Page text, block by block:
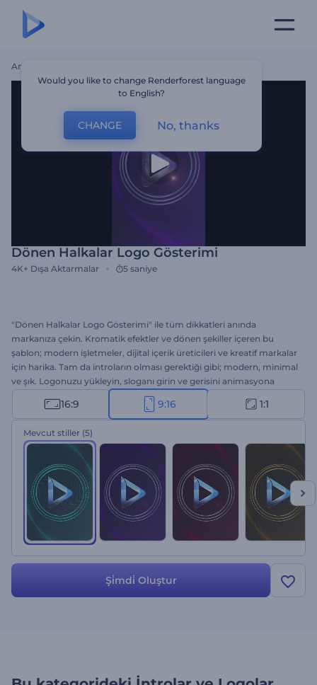
Ana Sayfa
Dönen Halkalar Logo Gösterimi
4K+ Dışa Aktarmalar 5 saniye
"Dönen Halkalar Logo Gösterimi" ile tüm dikkatleri anında
markanıza çekin. Kromatik efektler ve dönen şekiller içeren bu
şablon; modern işletmeler, dijital içerik üreticileri ve kreatif markalar
için harika. Tam da introların olması gerektiği gibi; modern, minimal
ve şık. Logonuzu yükleyin, sloganı girin ve gerisini animasyona
bırakın. Hemen şimdi deneyin ve profesyonel kalitede bir introyu
saniyeler içinde elde edin!
16:9 9:16 1:1
Mevcut stiller (5)
Şi̇mdi̇ Oluştur
Would you like to change Renderforest language
to English?
CHANGE No, thanks